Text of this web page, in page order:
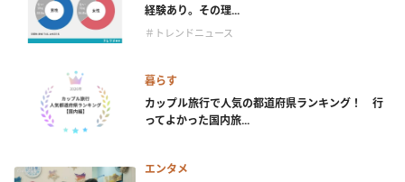
経験あり。その理...
＃トレンドニュース
暮らす
カップル旅行で人気の都道府県ランキング！ 行
ってよかった国内旅...
エンタメ